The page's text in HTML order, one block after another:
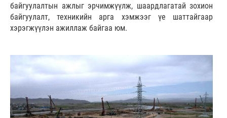
байгуулалтын ажлыг эрчимжүүлж, шаардлагатай зохион
байгуулалт, техникийн арга хэмжээг үе шаттайгаар
хэрэгжүүлэн ажиллаж байгаа юм.